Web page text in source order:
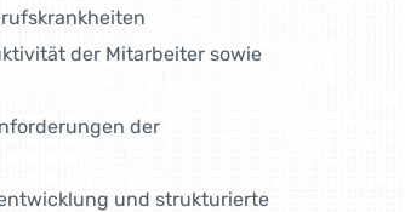
der Mitarbeiter sowie
der
und strukturierte